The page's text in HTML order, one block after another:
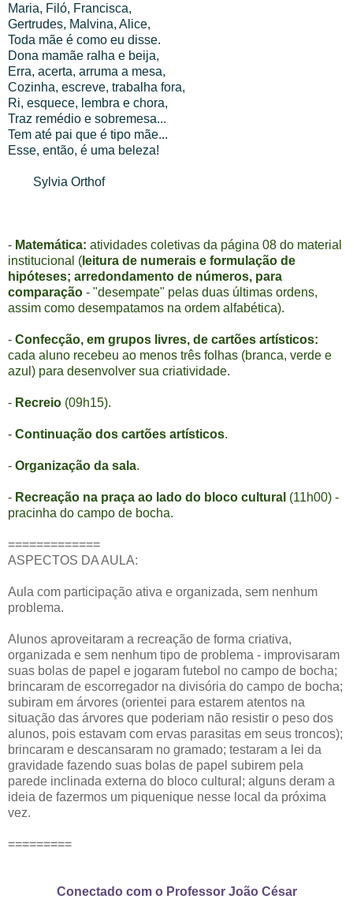
Maria, Filó, Francisca,
Gertrudes, Malvina, Alice,
Toda mãe é como eu disse.
Dona mamãe ralha e beija,
Erra, acerta, arruma a mesa,
Cozinha, escreve, trabalha fora,
Ri, esquece, lembra e chora,
Traz remédio e sobremesa...
Tem até pai que é tipo mãe...
Esse, então, é uma beleza!
Sylvia Orthof
- Matemática: atividades coletivas da página 08 do material
institucional ( leitura de numerais e formulação de
hipóteses; arredondamento de números, para
comparação - "desempate" pelas duas últimas ordens,
assim como desempatamos na ordem alfabética).
- Confecção, em grupos livres, de cartões artísticos:
cada aluno recebeu ao menos três folhas (branca, verde e
azul) para desenvolver sua criatividade.
- Recreio (09h15).
- Continuação dos cartões artísticos.
- Organização da sala.
- Recreação na praça ao lado do bloco cultural (11h00) -
pracinha do campo de bocha.
=============
ASPECTOS DA AULA:
Aula com participação ativa e organizada, sem nenhum
problema.
Alunos aproveitaram a recreação de forma criativa,
organizada e sem nenhum tipo de problema - improvisaram
suas bolas de papel e jogaram futebol no campo de bocha;
brincaram de escorregador na divisória do campo de bocha;
subiram em árvores (orientei para estarem atentos na
situação das árvores que poderiam não resistir o peso dos
alunos, pois estavam com ervas parasitas em seus troncos);
brincaram e descansaram no gramado; testaram a lei da
gravidade fazendo suas bolas de papel subirem pela
parede inclinada externa do bloco cultural; alguns deram a
ideia de fazermos um piquenique nesse local da próxima
vez.
=========
Conectado com o Professor João César